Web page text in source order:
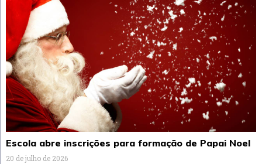
Escola abre inscrições para formação de Papai Noel
20 de julho de 2026